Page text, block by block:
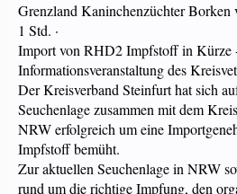
Grenzland Kaninchenzüchter Borken
1 Std. ·
Import von RHD2 Impfstoff in Kürze
Informationsveranstaltung des
Der Kreisverband Steinfurt hat sich
Seuchenlage zusammen mit dem
NRW erfolgreich um eine
Impfstoff bemüht.
Zur aktuellen Seuchenlage in NRW
rund um die richtige Impfung, den